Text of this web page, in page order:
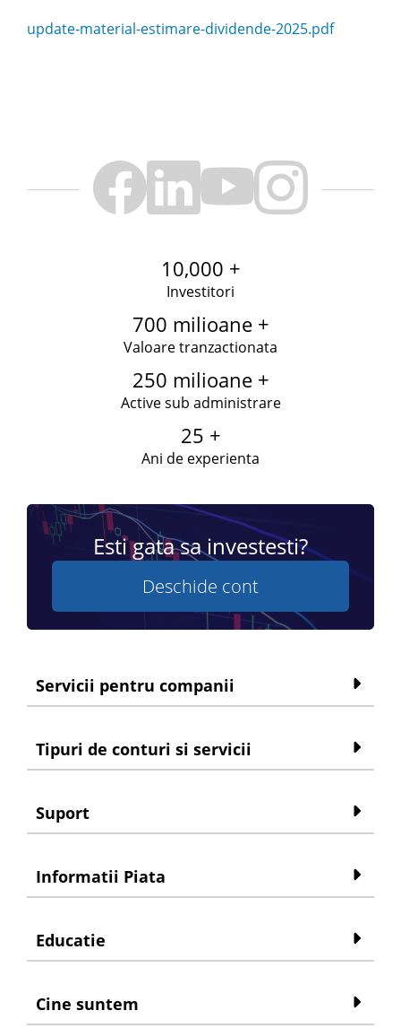
update-material-estimare-dividende-2025.pdf
10,000 +
Investitori
700 milioane +
Valoare tranzactionata
250 milioane +
Active sub administrare
25 +
Ani de experienta
Esti gata sa investesti?
Deschide cont
Servicii pentru companii
Tipuri de conturi si servicii
Suport
Informatii Piata
Educatie
Cine suntem